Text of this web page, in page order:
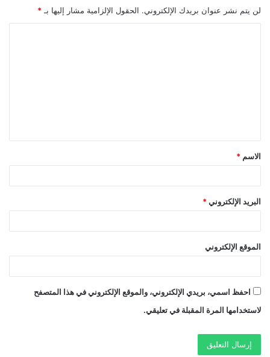
لن يتم نشر عنوان بريدك الإلكتروني. الحقول الإلزامية مشار إليها بـ *
ق
*
الاسم *
البريد الإلكتروني *
الموقع الإلكتروني
احفظ اسمي، بريدي الإلكتروني، والموقع الإلكتروني في هذا المتصفح
لاستخدامها المرة المقبلة في تعليقي.